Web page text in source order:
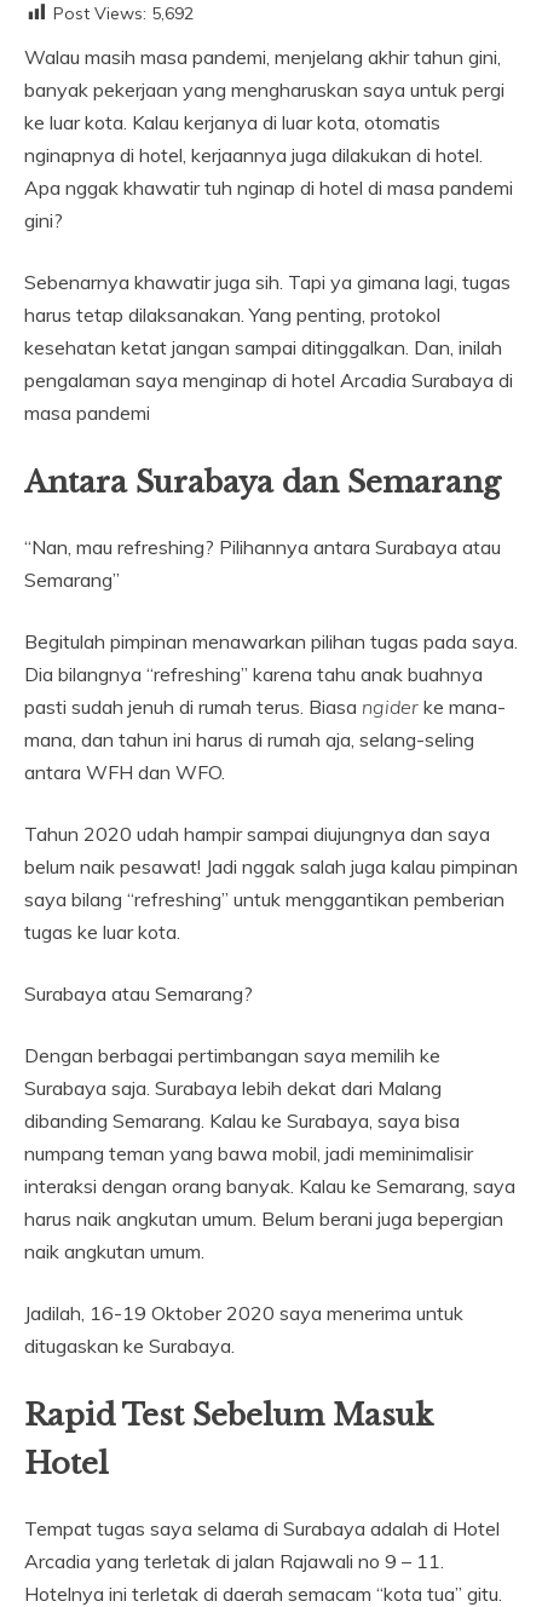
Post Views: 5,692
Walau masih masa pandemi, menjelang akhir tahun gini,
banyak pekerjaan yang mengharuskan saya untuk pergi
ke luar kota. Kalau kerjanya di luar kota, otomatis
nginapnya di hotel, kerjaannya juga dilakukan di hotel.
Apa nggak khawatir tuh nginap di hotel di masa pandemi
gini?
Sebenarnya khawatir juga sih. Tapi ya gimana lagi, tugas
harus tetap dilaksanakan. Yang penting, protokol
kesehatan ketat jangan sampai ditinggalkan. Dan, inilah
pengalaman saya menginap di hotel Arcadia Surabaya di
masa pandemi
Antara Surabaya dan Semarang
“Nan, mau refreshing? Pilihannya antara Surabaya atau
Semarang”
Begitulah pimpinan menawarkan pilihan tugas pada saya.
Dia bilangnya “refreshing” karena tahu anak buahnya
pasti sudah jenuh di rumah terus. Biasa ngider ke mana-
mana, dan tahun ini harus di rumah aja, selang-seling
antara WFH dan WFO.
Tahun 2020 udah hampir sampai diujungnya dan saya
belum naik pesawat! Jadi nggak salah juga kalau pimpinan
saya bilang “refreshing” untuk menggantikan pemberian
tugas ke luar kota.
Surabaya atau Semarang?
Dengan berbagai pertimbangan saya memilih ke
Surabaya saja. Surabaya lebih dekat dari Malang
dibanding Semarang. Kalau ke Surabaya, saya bisa
numpang teman yang bawa mobil, jadi meminimalisir
interaksi dengan orang banyak. Kalau ke Semarang, saya
harus naik angkutan umum. Belum berani juga bepergian
naik angkutan umum.
Jadilah, 16-19 Oktober 2020 saya menerima untuk
ditugaskan ke Surabaya.
Rapid Test Sebelum Masuk
Hotel
Tempat tugas saya selama di Surabaya adalah di Hotel
Arcadia yang terletak di jalan Rajawali no 9 – 11.
Hotelnya ini terletak di daerah semacam “kota tua” gitu.